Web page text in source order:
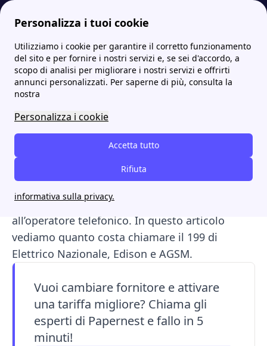
Personalizza i tuoi cookie
Utilizziamo i cookie per garantire il corretto funzionamento
del sito e per fornire i nostri servizi e, se sei d'accordo, a
scopo di analisi per migliorare i nostri servizi e offrirti
annunci personalizzati. Per saperne di più, consulta la
nostra
Personalizza i cookie
Accetta tutto
Rifiuta
informativa sulla privacy.
Papernest.it More Guida energia: consigli e approfondimenti su luce e gas Numero 199: cos'è e quanto costa chiamare il proprio gestore
Numero 199: cos'è e
quanto costa chiamare il
proprio gestore
Il numero
luce e gas in Italia per l’assistenza clienti. A
sono a pagamento e il costo varia in base
all’operatore telefonico. In questo articolo
vediamo quanto costa chiamare il 199 di
Elettrico Nazionale, Edison e AGSM.
Vuoi cambiare fornitore e attivare
una tariffa migliore? Chiama gli
esperti di Papernest e fallo in 5
minuti!